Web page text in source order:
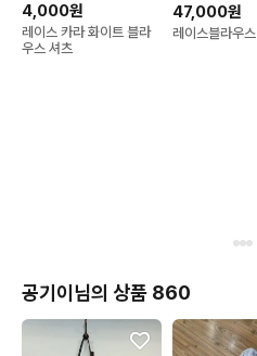
4,000원
레이스 카라 화이트 블라
우스 셔츠
47,000원
레이스블라우스
공기이님의 상품 860